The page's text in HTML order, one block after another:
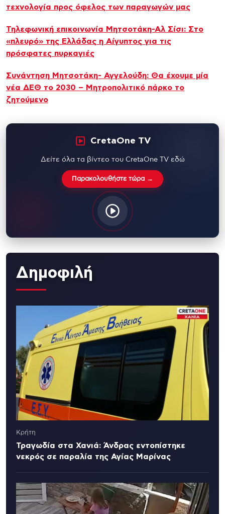
τεχνολογία προς όφελος των παραγωγών μας
Τηλεφωνική επικοινωνία Μητσοτάκη-Αλ Σίσι: Στο
«πλευρό» της Ελλάδας η Αίγυπτος για τις
πρόσφατες πυρκαγιές
Συνάντηση Μητσοτάκη- Αγγελούδη: Θα έχουμε μία
νέα ΔΕΘ το 2030 – Μητροπολιτικό πάρκο το
ζητούμενο
CretaOne TV
Δείτε όλα τα βίντεο του CretaOne TV εδώ
Παρακολουθήστε τώρα →
Δημοφιλή
Κρήτη
Τραγωδία στα Χανιά: Άνδρας εντοπίστηκε
νεκρός σε παραλία της Αγίας Μαρίνας